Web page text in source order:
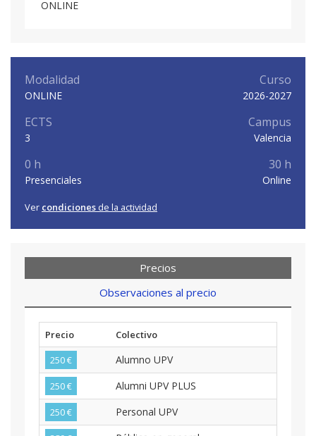
ONLINE
Modalidad
ONLINE
Curso
2026-2027
ECTS
3
Campus
Valencia
0 h
Presenciales
30 h
Online
Ver condiciones de la actividad
Precios
Observaciones al precio
Precio
Colectivo
250 €
Alumno UPV
250 € Alumni UPV PLUS
250 € Personal UPV